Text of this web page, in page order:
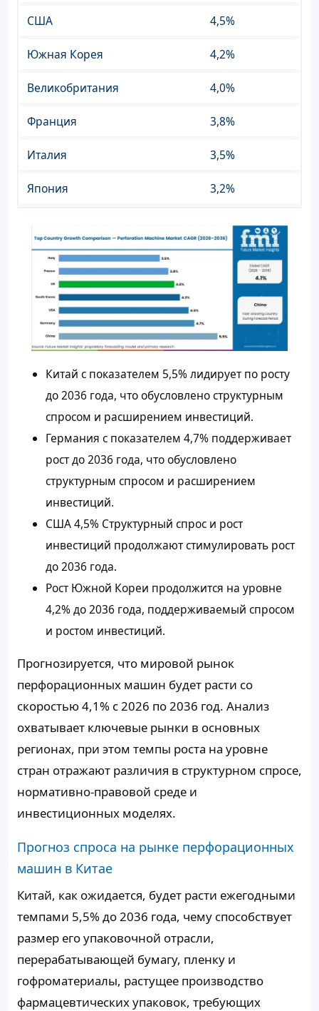
США 4,5%
Южная Корея 4,2%
Великобритания 4,0%
Франция 3,8%
Италия 3,5%
Япония 3,2%
Китай с показателем 5,5% лидирует по росту
до 2036 года, что обусловлено структурным
спросом и расширением инвестиций.
Германия с показателем 4,7% поддерживает
рост до 2036 года, что обусловлено
структурным спросом и расширением
инвестиций.
США 4,5% Структурный спрос и рост
инвестиций продолжают стимулировать рост
до 2036 года.
Рост Южной Кореи продолжится на уровне
4,2% до 2036 года, поддерживаемый спросом
и ростом инвестиций.
Прогнозируется, что мировой рынок
перфорационных машин будет расти со
скоростью 4,1% с 2026 по 2036 год. Анализ
охватывает ключевые рынки в основных
регионах, при этом темпы роста на уровне
стран отражают различия в структурном спросе,
нормативно-правовой среде и
инвестиционных моделях.
Прогноз спроса на рынке перфорационных
машин в Китае
Китай, как ожидается, будет расти ежегодными
темпами 5,5% до 2036 года, чему способствует
размер его упаковочной отрасли,
перерабатывающей бумагу, пленку и
гофроматериалы, растущее производство
фармацевтических упаковок, требующих